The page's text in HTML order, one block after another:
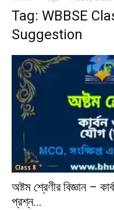
Tag: WBBSE
Suggestion
Class 8
অষ্টম শ্রেণীর বিজ্ঞান –
প্রশ্ন...